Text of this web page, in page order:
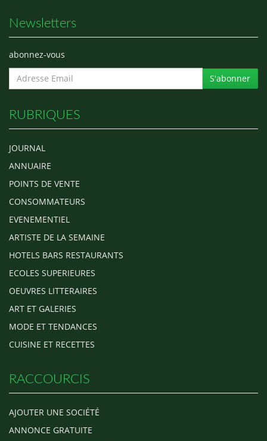
Newsletters
abonnez-vous
S'abonner
RUBRIQUES
JOURNAL
ANNUAIRE
POINTS DE VENTE
CONSOMMATEURS
EVENEMENTIEL
ARTISTE DE LA SEMAINE
HOTELS BARS RESTAURANTS
ECOLES SUPERIEURES
OEUVRES LITTERAIRES
ART ET GALERIES
MODE ET TENDANCES
CUISINE ET RECETTES
RACCOURCIS
AJOUTER UNE SOCIÉTÉ
ANNONCE GRATUITE